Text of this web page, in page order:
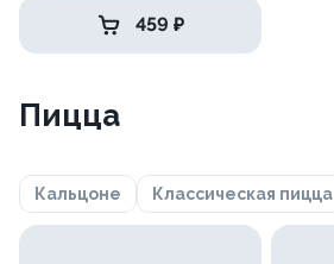
459 ₽
Пицца
Кальцоне Классическая пицца